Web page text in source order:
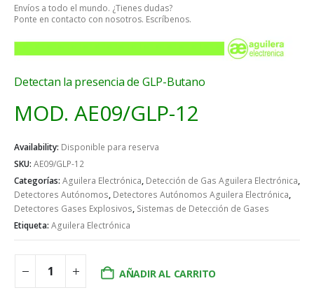
Envíos a todo el mundo. ¿Tienes dudas?
Ponte en contacto con nosotros. Escríbenos.
Detectan la presencia de GLP-Butano
MOD. AE09/GLP-12
Availability: Disponible para reserva
SKU: AE09/GLP-12
Categorías: Aguilera Electrónica, Detección de Gas Aguilera Electrónica,
Detectores Autónomos, Detectores Autónomos Aguilera Electrónica,
Detectores Gases Explosivos, Sistemas de Detección de Gases
Etiqueta: Aguilera Electrónica
AÑADIR AL CARRITO